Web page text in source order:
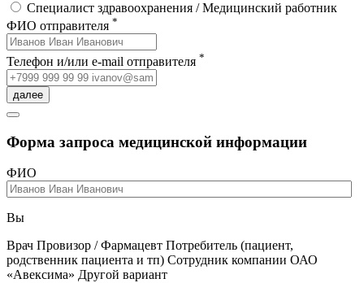
Специалист здравоохранения / Медицинский работник
ФИО отправителя *
Телефон и/или e-mail отправителя *
далее
Форма запроса медицинской информации
ФИО
Вы
Врач Провизор / Фармацевт Потребитель (пациент,
родственник пациента и тп) Сотрудник компании ОАО
«Авексима» Другой вариант